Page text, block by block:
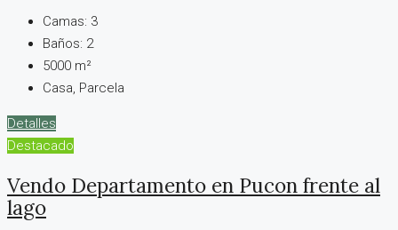
Camas: 3
Baños: 2
5000 m²
Casa, Parcela
Detalles
Destacado
Vendo Departamento en Pucon frente al
lago